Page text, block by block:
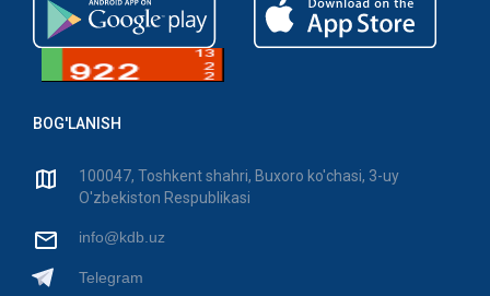
BOG'LANISH
100047, Toshkent shahri, Buxoro ko'chasi, 3-uy
O'zbekiston Respublikasi
info@kdb.uz
Telegram